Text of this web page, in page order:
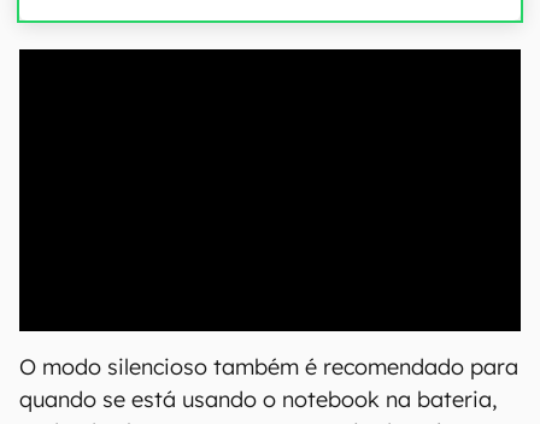
O modo silencioso também é recomendado para
quando se está usando o notebook na bateria,